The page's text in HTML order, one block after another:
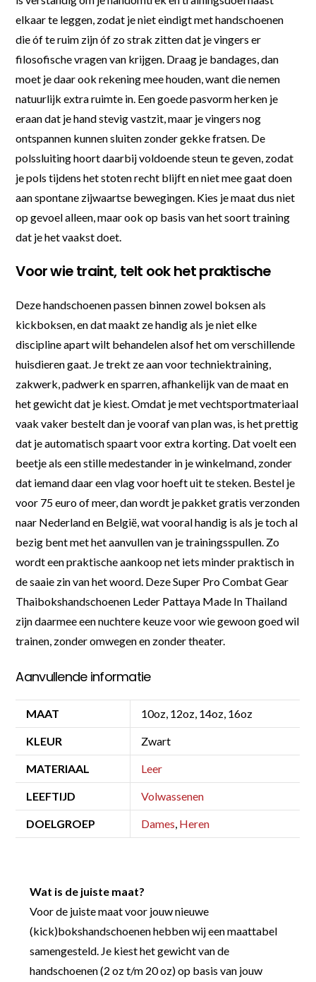
elkaar te leggen, zodat je niet eindigt met handschoenen
die óf te ruim zijn óf zo strak zitten dat je vingers er
filosofische vragen van krijgen. Draag je bandages, dan
moet je daar ook rekening mee houden, want die nemen
natuurlijk extra ruimte in. Een goede pasvorm herken je
eraan dat je hand stevig vastzit, maar je vingers nog
ontspannen kunnen sluiten zonder gekke fratsen. De
polssluiting hoort daarbij voldoende steun te geven, zodat
je pols tijdens het stoten recht blijft en niet mee gaat doen
aan spontane zijwaartse bewegingen. Kies je maat dus niet
op gevoel alleen, maar ook op basis van het soort training
dat je het vaakst doet.
Voor wie traint, telt ook het praktische
Deze handschoenen passen binnen zowel boksen als
kickboksen, en dat maakt ze handig als je niet elke
discipline apart wilt behandelen alsof het om verschillende
huisdieren gaat. Je trekt ze aan voor techniektraining,
zakwerk, padwerk en sparren, afhankelijk van de maat en
het gewicht dat je kiest. Omdat je met vechtsportmateriaal
vaak vaker bestelt dan je vooraf van plan was, is het prettig
dat je automatisch spaart voor extra korting. Dat voelt een
beetje als een stille medestander in je winkelmand, zonder
dat iemand daar een vlag voor hoeft uit te steken. Bestel je
voor 75 euro of meer, dan wordt je pakket gratis verzonden
naar Nederland en België, wat vooral handig is als je toch al
bezig bent met het aanvullen van je trainingsspullen. Zo
wordt een praktische aankoop net iets minder praktisch in
de saaie zin van het woord. Deze Super Pro Combat Gear
Thaibokshandschoenen Leder Pattaya Made In Thailand
zijn daarmee een nuchtere keuze voor wie gewoon goed wil
trainen, zonder omwegen en zonder theater.
Aanvullende informatie
MAAT 10oz, 12oz, 14oz, 16oz
KLEUR Zwart
MATERIAAL Leer
LEEFTIJD Volwassenen
DOELGROEP Dames, Heren
Wat is de juiste maat?
Voor de juiste maat voor jouw nieuwe
(kick)bokshandschoenen hebben wij een maattabel
samengesteld. Je kiest het gewicht van de
handschoenen (2 oz t/m 20 oz) op basis van jouw